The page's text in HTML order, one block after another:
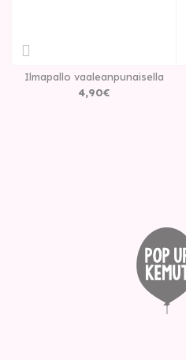
Ilmapallo vaaleanpunaisella
4,90€